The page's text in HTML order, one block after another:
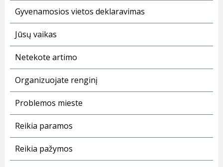
Gyvenamosios vietos deklaravimas
Jūsų vaikas
Netekote artimo
Organizuojate renginį
Problemos mieste
Reikia paramos
Reikia pažymos